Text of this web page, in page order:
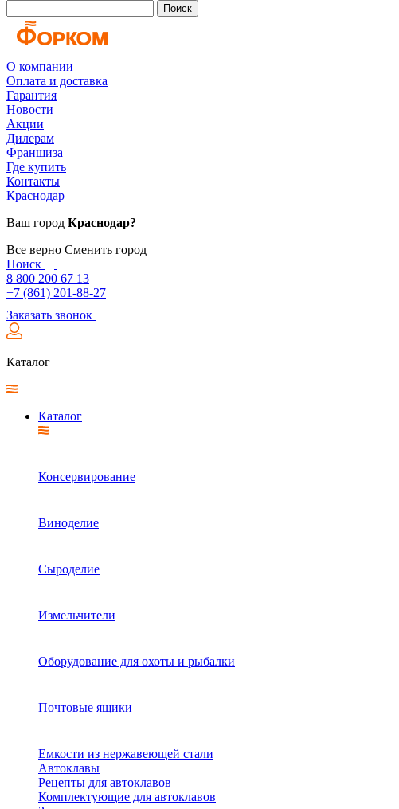
Поиск
О компании
Оплата и доставка
Гарантия
Новости
Акции
Дилерам
Франшиза
Где купить
Контакты
Краснодар
Ваш город Краснодар?
Все верно Сменить город
Поиск
8 800 200 67 13
+7 (861) 201-88-27
Заказать звонок
Каталог
Каталог
Консервирование
Виноделие
Сыроделие
Измельчители
Оборудование для охоты и рыбалки
Почтовые ящики
Емкости из нержавеющей стали
Автоклавы
Рецепты для автоклавов
Комплектующие для автоклавов